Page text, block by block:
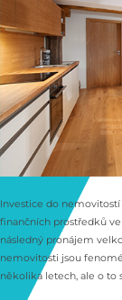
Investice do
finančních prostředků
následný pronájem
nemovitosti jsou
několika letech, ale o to